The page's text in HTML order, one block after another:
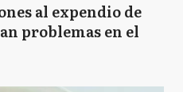
al expendio de
problemas en el